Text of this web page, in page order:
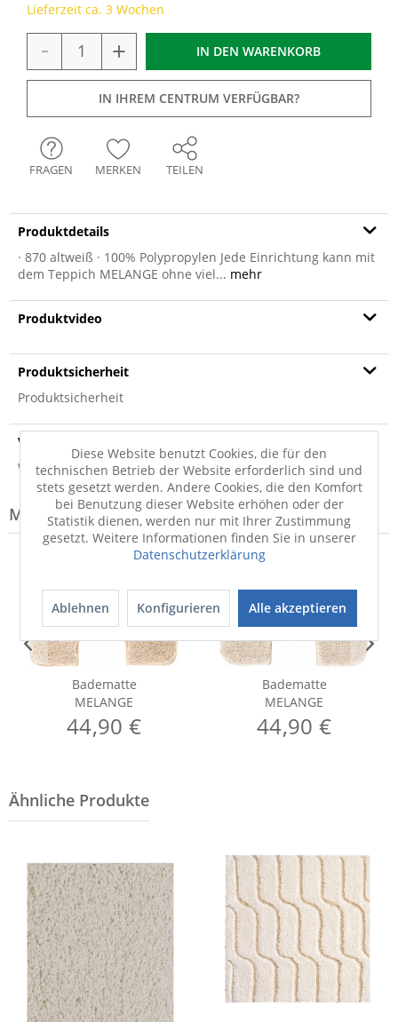
Lieferzeit ca. 3 Wochen
- + IN DEN WARENKORB
IN IHREM CENTRUM VERFÜGBAR?
FRAGEN MERKEN TEILEN
Produktdetails
· 870 altweiß · 100% Polypropylen Jede Einrichtung kann mit
dem Teppich MELANGE ohne viel... mehr
Produktvideo
Produktsicherheit
Produktsicherheit
Versandinfo
Weitere Informationen zum Versand...
Modell-Familie: MELANGE
Badematte
MELANGE
44,90 €
Badematte
MELANGE
44,90 €
Diese Website benutzt Cookies, die für den
technischen Betrieb der Website erforderlich sind und
stets gesetzt werden. Andere Cookies, die den Komfort
bei Benutzung dieser Website erhöhen oder der
Statistik dienen, werden nur mit Ihrer Zustimmung
gesetzt. Weitere Informationen finden Sie in unserer
Datenschutzerklärung
Ablehnen Konfigurieren Alle akzeptieren